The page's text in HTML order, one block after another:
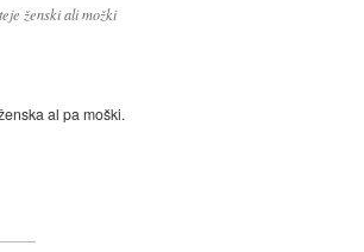
ženski ali možki
al pa moški.